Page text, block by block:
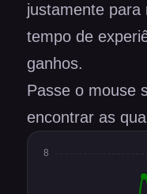
justamente para
tempo de
ganhos.
Passe o mouse
encontrar as